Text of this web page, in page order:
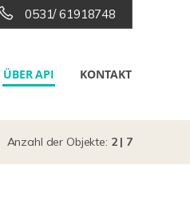
0531/ 61918748
ÜBER API KONTAKT
Anzahl der Objekte: 2 | 7